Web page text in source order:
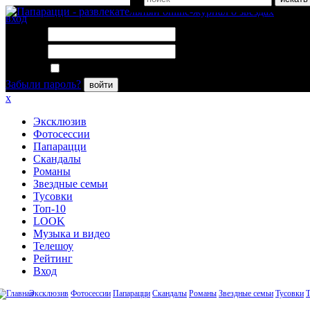
вход
Забыли пароль?
войти
x
Эксклюзив
Фотосессии
Папарацци
Скандалы
Романы
Звездные семьи
Тусовки
Топ-10
LOOK
Музыка и видео
Телешоу
Рейтинг
Вход
Эксклюзив Фотосессии Папарацци Скандалы Романы Звездные семьи Тусовки